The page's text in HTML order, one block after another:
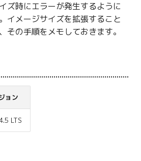
ズ時にエラーが発生するように
イメージサイズを拡張すること
その手順をメモしておきます。
ョン
LTS